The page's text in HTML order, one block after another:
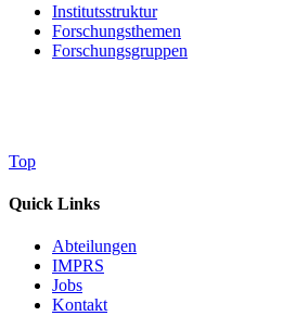
Institutsstruktur
Forschungsthemen
Forschungsgruppen
Top
Quick Links
Abteilungen
IMPRS
Jobs
Kontakt